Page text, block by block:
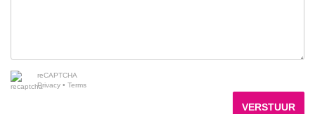
reCAPTCHA
Privacy • Terms
VERSTUUR